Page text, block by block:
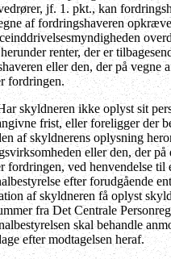
jf. 1. pkt., kan
af fordringshaveren
renter, der er
eller den, der på vegne
fordringen.
skyldneren ikke oplyst sit
frist, eller foreligger der
af skyldnerens oplysning
eller den, der på
fordringen, ved henvendelse til
efter forudgående
af skyldneren få oplyst
fra Det Centrale
skal behandle
efter modtagelsen heraf.